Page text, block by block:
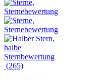
(265)